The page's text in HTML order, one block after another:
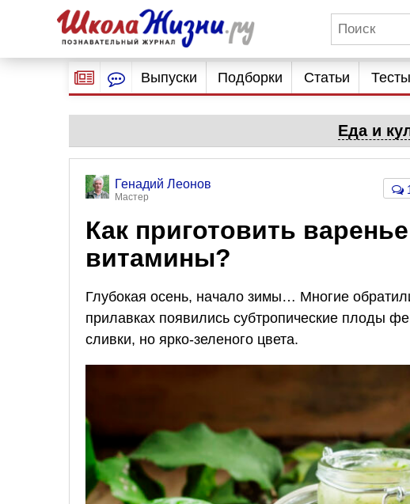
Выпуски Подборки Статьи Тесты
Еда и
Генадий Леонов
Мастер
Как приготовить
витамины?
Глубокая осень, начало зимы… Многие
прилавках появились субтропические плоды
сливки, но ярко-зеленого цвета.